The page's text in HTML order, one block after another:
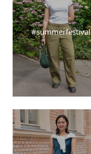
#summerfestival